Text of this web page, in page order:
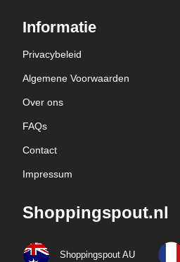
Informatie
Privacybeleid
Algemene Voorwaarden
Over ons
FAQs
Contact
Impressum
Shoppingspout.nl
Shoppingspout AU